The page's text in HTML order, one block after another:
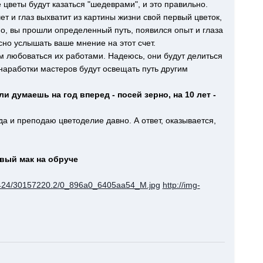
будут казаться "шедеврами", и это правильно.
глаз выхватит из картины жизни свой первый цветок,
вы прошли определенный путь, появился опыт и глаза
услышать ваше мнение на этот счет.
их работами. Надеюсь, они будут делиться
мастеров будут освещать путь другим
думаешь на год вперед - посей зерно, на 10 лет -
преподаю цветоделие давно. А ответ, оказывается,
мак на обруче
30157220.2/0_896a0_6405aa54_M.jpg http://img-